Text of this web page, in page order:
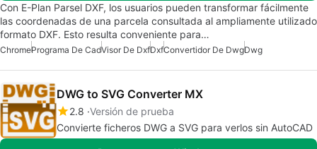
Con E-Plan Parsel DXF, los usuarios pueden transformar fácilmente
las coordenadas de una parcela consultada al ampliamente utilizado
formato DXF. Esto resulta conveniente para…
ChromePrograma De CadVisor De DxfDxfConvertidor De DwgDwg
DWG to SVG Converter MX
2.8 Versión de prueba
Convierte ficheros DWG a SVG para verlos sin AutoCAD